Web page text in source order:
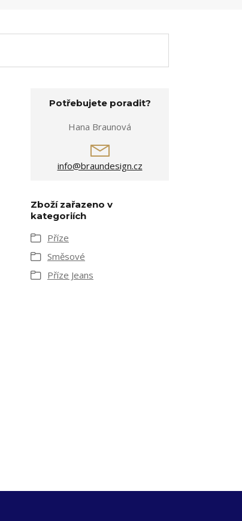
Potřebujete poradit?
Hana Braunová
info@braundesign.cz
Zboží zařazeno v
kategoriích
Příze
Směsové
Příze Jeans